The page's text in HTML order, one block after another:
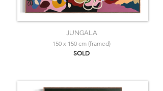
JUNGALA
150 x 150 cm (framed)
SOLD